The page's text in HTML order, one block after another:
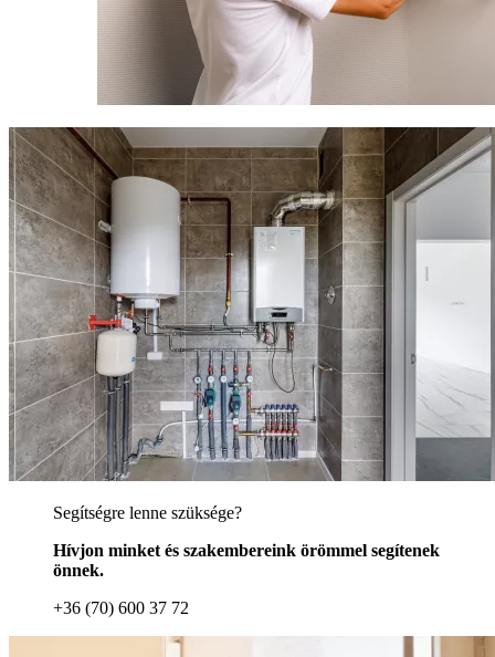
Segítségre lenne szüksége?
Hívjon minket és szakembereink örömmel segítenek
önnek.
+36 (70) 600 37 72